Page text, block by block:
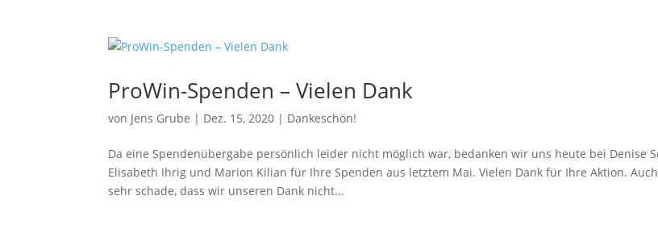
ProWin-Spenden – Vielen Dank
von Jens Grube | Dez. 15, 2020 | Dankeschön!
Da eine Spendenübergabe persönlich leider nicht möglich war, bedanken wir uns heute bei Denise
Elisabeth Ihrig und Marion Kilian für Ihre Spenden aus letztem Mai. Vielen Dank für Ihre Aktion.
sehr schade, dass wir unseren Dank nicht...